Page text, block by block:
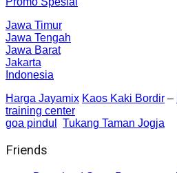
Jawa Timur
Jawa Tengah
Jawa Barat
Jakarta
Indonesia
Harga Jayamix Kaos Kaki Bordir –
training center
goa pindul
Tukang Taman Jogja
Friends